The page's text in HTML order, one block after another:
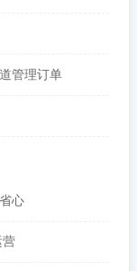
管理订单
心
营